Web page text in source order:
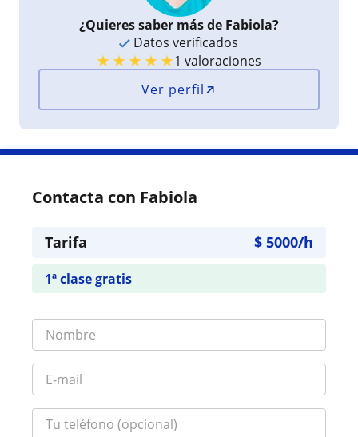
¿Quieres saber más de Fabiola?
Datos verificados
★★★★★1 valoraciones
Ver perfil
Contacta con Fabiola
Tarifa $ 5000/h
1ª clase gratis